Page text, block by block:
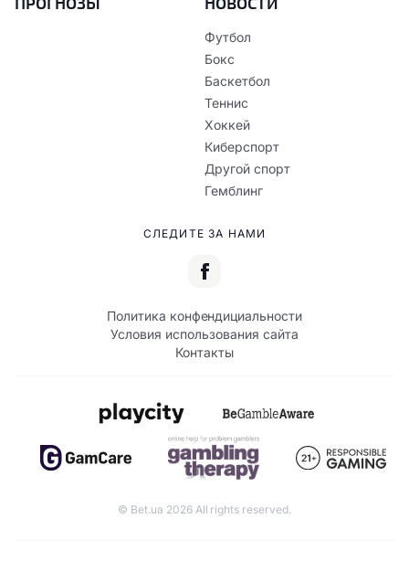
Футбол
Бокс
Баскетбол
Теннис
Хоккей
Киберспорт
Другой спорт
Гемблинг
СЛЕДИТЕ ЗА НАМИ
Политика конфендициальности
Условия использования сайта
Контакты
© Bet.ua 2026 All rights reserved.